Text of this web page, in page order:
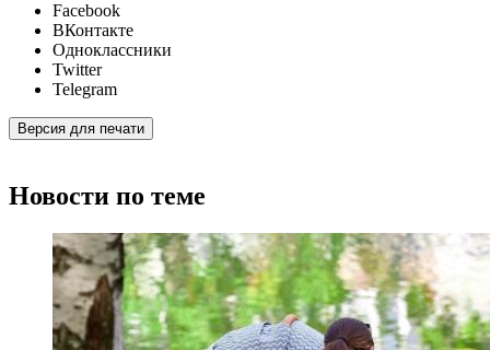
Facebook
ВКонтакте
Одноклассники
Twitter
Telegram
Версия для печати
Новости по теме